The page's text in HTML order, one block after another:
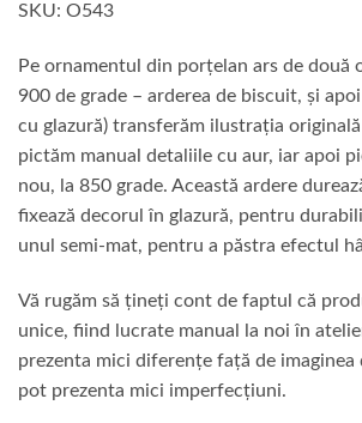
SKU: O543
Pe ornamentul din porțelan ars de două
900 de grade – arderea de biscuit, și
cu glazură) transferăm ilustrația
pictăm manual detaliile cu aur, iar apoi
nou, la 850 grade. Această ardere
fixează decorul în glazură, pentru
unul semi-mat, pentru a păstra efectul
Vă rugăm să țineți cont de faptul că
unice, fiind lucrate manual la noi în
prezenta mici diferențe față de imaginea
pot prezenta mici imperfecțiuni.